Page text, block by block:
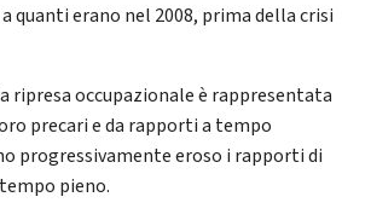
quanti erano nel 2008, prima della crisi
ripresa occupazionale è rappresentata
precari e da rapporti a tempo
progressivamente eroso i rapporti di
pieno.